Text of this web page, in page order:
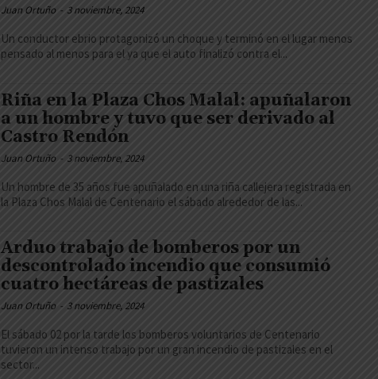
Juan Ortuño - 3 noviembre, 2024
Un conductor ebrio protagonizó un choque y terminó en el lugar menos
pensado al menos para el ya que el auto finalizó contra el...
Riña en la Plaza Chos Malal: apuñalaron
a un hombre y tuvo que ser derivado al
Castro Rendón
Juan Ortuño - 3 noviembre, 2024
Un hombre de 35 años fue apuñalado en una riña callejera registrada en
la Plaza Chos Malal de Centenario el sábado alrededor de las...
Arduo trabajo de bomberos por un
descontrolado incendio que consumió
cuatro hectáreas de pastizales
Juan Ortuño - 3 noviembre, 2024
El sábado 02 por la tarde los bomberos voluntarios de Centenario
tuvieron un intenso trabajo por un gran incendio de pastizales en el
sector...